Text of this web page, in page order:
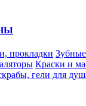
прокладки
Краски и
гели для